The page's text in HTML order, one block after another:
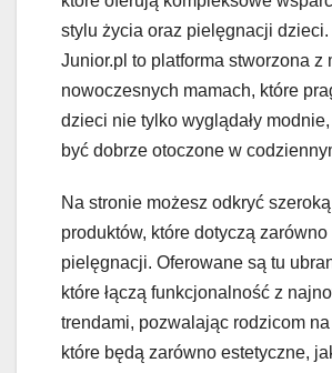
stylu życia oraz pielęgnacji
Junior.pl to platforma stworzona z
nowoczesnych mamach, które
dzieci nie tylko wyglądały
być dobrze otoczone w
Na stronie możesz odkryć
produktów, które dotyczą zarówno
pielęgnacji. Oferowane są tu
które łączą funkcjonalność z
trendami, pozwalając rodzicom na
które będą zarówno estetyczne,